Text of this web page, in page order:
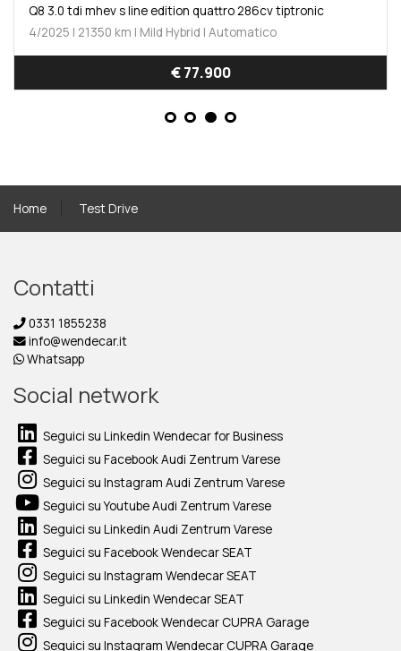
Q8 3.0 tdi mhev s line edition quattro 286cv tiptronic
4/2025 | 21350 km | Mild Hybrid | Automatico
€ 77.900
Home Test Drive
Contatti
0331 1855238
info@wendecar.it
Whatsapp
Social network
Seguici su Linkedin Wendecar for Business
Seguici su Facebook Audi Zentrum Varese
Seguici su Instagram Audi Zentrum Varese
Seguici su Youtube Audi Zentrum Varese
Seguici su Linkedin Audi Zentrum Varese
Seguici su Facebook Wendecar SEAT
Seguici su Instagram Wendecar SEAT
Seguici su Linkedin Wendecar SEAT
Seguici su Facebook Wendecar CUPRA Garage
Seguici su Instagram Wendecar CUPRA Garage